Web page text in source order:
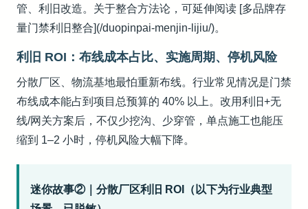
管、利旧改造。关于整合方法论，可延伸阅读 [多品牌存
量门禁利旧整合](/duopinpai-menjin-lijiu/)。
利旧 ROI：布线成本占比、实施周期、停机风险
分散厂区、物流基地最怕重新布线。行业常见情况是门禁
布线成本能占到项目总预算的 40% 以上。改用利旧+无
线/网关方案后，不仅少挖沟、少穿管，单点施工也能压
缩到 1–2 小时，停机风险大幅下降。
迷你故事②｜分散厂区利旧 ROI（以下为行业典型